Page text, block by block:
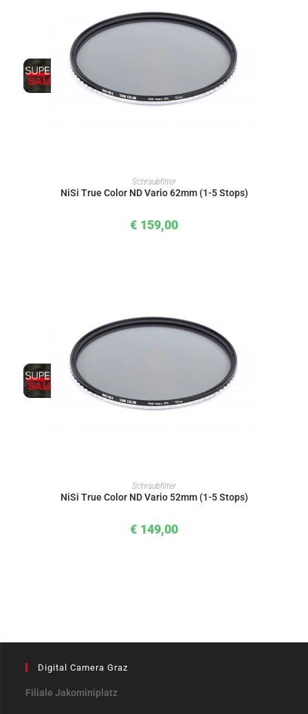
IN DEN WARENKORB
Schraubfilter
NiSi True Color ND Vario 62mm (1-5 Stops)
€ 159,00
IN DEN WARENKORB
Schraubfilter
NiSi True Color ND Vario 52mm (1-5 Stops)
€ 149,00
Digital Camera Graz
Filiale Jakominiplatz